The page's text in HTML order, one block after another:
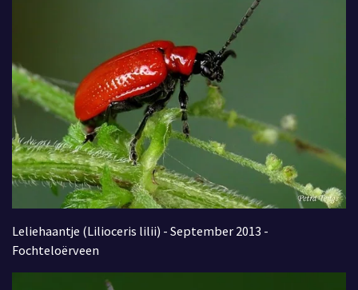
Leliehaantje (Lilioceris lilii) - September 2013 -
Fochteloërveen